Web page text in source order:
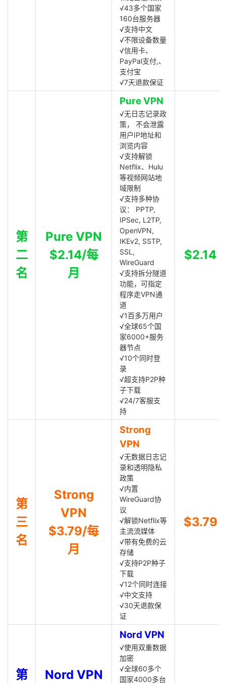
√43多个国家
160台服务器
√支持中文
√不限设备数量
√信用卡、
PayPal支付,、
支付宝
√7天退款保证
第
二
名
Pure VPN
$2.14/每
月
Pure VPN
√无日志记录政
策， 不会泄露
用户IP地址和
浏览内容
√支持解锁
Netflix、Hulu
等视频网站地
域限制
√支持多种协
议： PPTP,
IPSec, L2TP,
OpenVPN,
IKEv2, SSTP,
SSL,
WireGuard
√支持拆分隧道
功能，可指定
程序走VPN通
道
√1百多万用户
√全球65个国
家6000+服务
器节点
√10个同时登
录
√超支持P2P种
子下载
√24/7客服支
持
$2.14
第
三
名
Strong
VPN
$3.79/每
月
Strong
VPN
√无数据日志记
录和透明隐私
政策
√内置
WireGuard协
议
√解锁Netflix等
主流流媒体
√带有免费的云
存储
√支持P2P种子
下载
√12个同时连接
√中文支持
√30天退款保
证
$3.79
第
Nord VPN
Nord VPN
√使用双重数据
加密
√全球60多个
国家4000多台